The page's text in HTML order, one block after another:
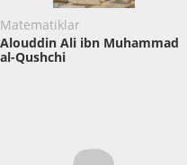
Matematiklar
Alouddin Ali ibn Muhammad
al-Qushchi